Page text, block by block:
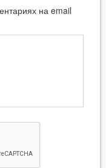
на email